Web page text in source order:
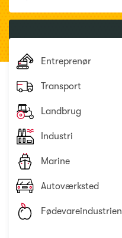
Entreprenør
Transport
Landbrug
Industri
Marine
Autoværksted
Fødevareindustrien